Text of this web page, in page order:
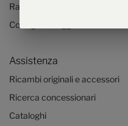
Racconti di viaggio
Consigli di viaggio
Assistenza
Ricambi originali e accessori
Ricerca concessionari
Cataloghi